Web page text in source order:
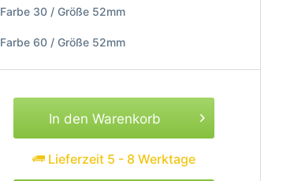
Farbe 30 / Größe 52mm
Farbe 60 / Größe 52mm
In den Warenkorb
Lieferzeit 5 - 8 Werktage